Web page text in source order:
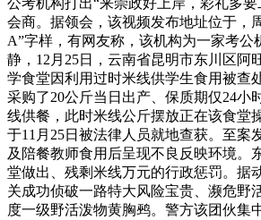
公考机构打出“来崇政好上岸，彩礼多
会商。据领会，该视频发布地址位于，
A”字样，有网友称，该机构为一家考公
静，12月25日，云南省昆明市东川区阿
学食堂因利用过时米线供学生食用被查
采购了20公斤当日出产、保质期仅24小
线供餐，此时米线公斤摆放正在该食堂
于11月25日被法律人员就地查获。至案
及陪餐教师食用后呈现不良反映环境。
堂做出、残剩米线万元的行政惩罚。据
关成功侦破一路特大风险宝贵、濒危野
度一级野活泼物黄胸鹀。警方该团伙集